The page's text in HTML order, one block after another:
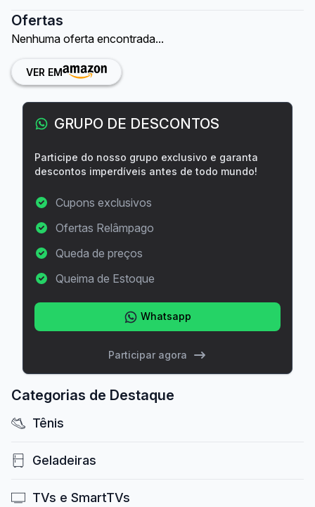
Ofertas
Nenhuma oferta encontrada...
VER EM
GRUPO DE DESCONTOS
Participe do nosso grupo exclusivo e garanta
descontos imperdíveis antes de todo mundo!
Cupons exclusivos
Ofertas Relâmpago
Queda de preços
Queima de Estoque
Whatsapp
Participar agora
Categorias de Destaque
Tênis
Geladeiras
TVs e SmartTVs